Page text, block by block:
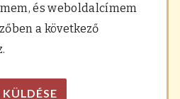
és weboldalcímem
a következő